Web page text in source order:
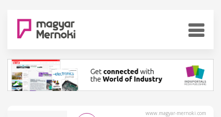
www.magyar-mernoki.com